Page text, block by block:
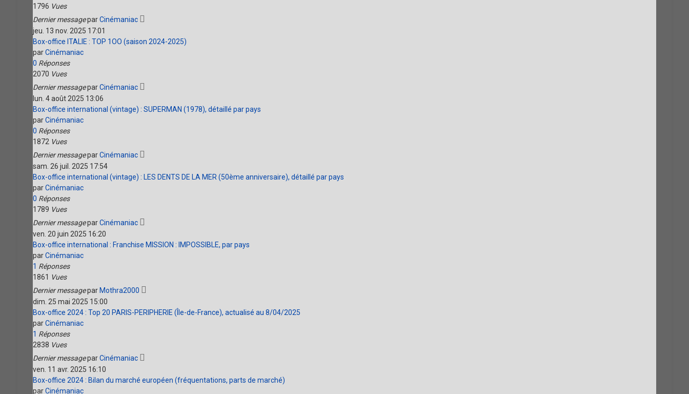
1796 Vues
Dernier messageparCinémaniac
jeu. 13 nov. 2025 17:01
Box-office ITALIE : TOP 1OO (saison 2024-2025)
parCinémaniac
0 Réponses
2070 Vues
Dernier messageparCinémaniac
lun. 4 août 2025 13:06
Box-office international (vintage) : SUPERMAN (1978), détaillé par pays
parCinémaniac
0 Réponses
1872 Vues
Dernier messageparCinémaniac
sam. 26 juil. 2025 17:54
Box-office international (vintage) : LES DENTS DE LA MER (50ème anniversaire), détaillé par pays
parCinémaniac
0 Réponses
1789 Vues
Dernier messageparCinémaniac
ven. 20 juin 2025 16:20
Box-office international : Franchise MISSION : IMPOSSIBLE, par pays
parCinémaniac
1 Réponses
1861 Vues
Dernier messagepar Mothra2000
dim. 25 mai 2025 15:00
Box-office 2024 : Top 20 PARIS-PERIPHERIE (Île-de-France), actualisé au 8/04/2025
parCinémaniac
1 Réponses
2838 Vues
Dernier messageparCinémaniac
ven. 11 avr. 2025 16:10
Box-office 2024 : Bilan du marché européen (fréquentations, parts de marché)
parCinémaniac